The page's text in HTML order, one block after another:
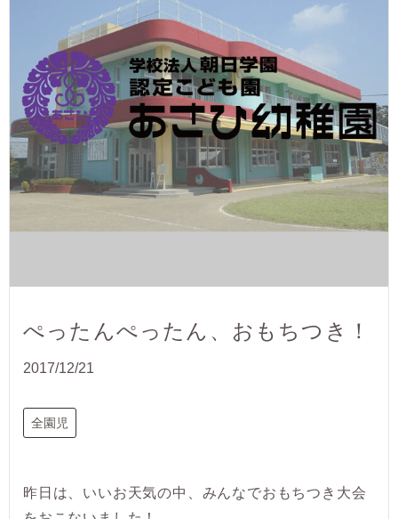
ぺったんぺったん、おもちつき！
2017/12/21
全園児
昨日は、いいお天気の中、みんなでおもちつき大会